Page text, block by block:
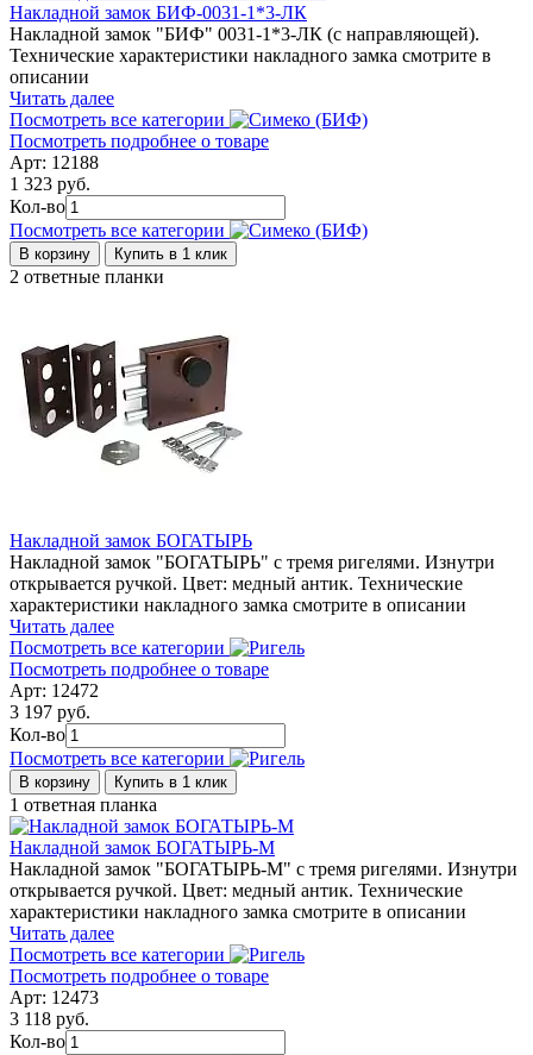
Накладной замок БИФ-0031-1*3-ЛК
Накладной замок "БИФ" 0031-1*3-ЛК (с направляющей).
Технические характеристики накладного замка смотрите в
описании
Читать далее
Посмотреть все категории
Посмотреть подробнее о товаре
Арт: 12188
1 323 руб.
Кол-во
Посмотреть все категории
В корзину Купить в 1 клик
2 ответные планки
Накладной замок БОГАТЫРЬ
Накладной замок "БОГАТЫРЬ" с тремя ригелями. Изнутри
открывается ручкой. Цвет: медный антик. Технические
характеристики накладного замка смотрите в описании
Читать далее
Посмотреть все категории
Посмотреть подробнее о товаре
Арт: 12472
3 197 руб.
Кол-во
Посмотреть все категории
В корзину Купить в 1 клик
1 ответная планка
Накладной замок БОГАТЫРЬ-М
Накладной замок "БОГАТЫРЬ-М" с тремя ригелями. Изнутри
открывается ручкой. Цвет: медный антик. Технические
характеристики накладного замка смотрите в описании
Читать далее
Посмотреть все категории
Посмотреть подробнее о товаре
Арт: 12473
3 118 руб.
Кол-во